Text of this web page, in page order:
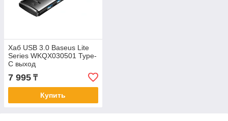
Хаб USB 3.0 Baseus Lite
Series WKQX030501 Type-
C выход
7 995 ₸
Купить